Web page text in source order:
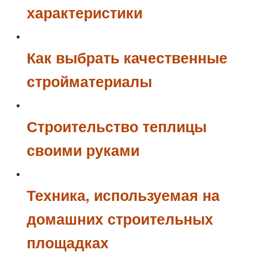
характеристики
Как выбрать качественные
стройматериалы
Строительство теплицы
своими руками
Техника, используемая на
домашних строительных
площадках